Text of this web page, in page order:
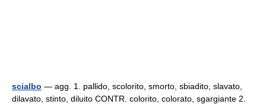
scialbo — agg. 1. pallido, scolorito, smorto, sbiadito, slavato,
dilavato, stinto, diluito CONTR. colorito, colorato, sgargiante 2.